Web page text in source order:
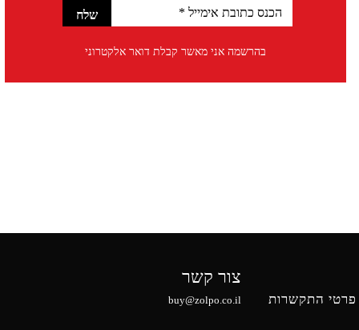
בהרשמה אני מאשר קבלת דואר אלקטרוני
פרטי התקשרות
צור קשר
buy@zolpo.co.il